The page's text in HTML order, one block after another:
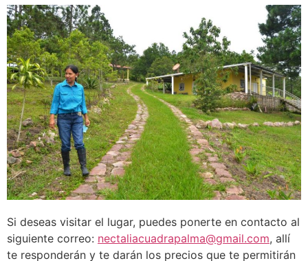
Si deseas visitar el lugar, puedes ponerte en contacto al
siguiente correo: nectaliacuadrapalma@gmail.com, allí
te responderán y te darán los precios que te permitirán